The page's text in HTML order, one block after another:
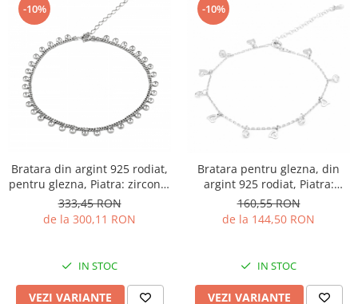
-10%
Bratara din argint 925 rodiat,
pentru glezna, Piatra: zirconia
fatetata, Sonis Silver
333,45 RON
de la 300,11 RON
IN STOC
VEZI VARIANTE
-10%
Bratara pentru glezna, din
argint 925 rodiat, Piatra:
zirconia fatetata, Culoare:
transparenta, Sonis Silver
160,55 RON
de la 144,50 RON
IN STOC
VEZI VARIANTE